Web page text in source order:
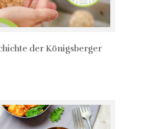
der Königsberger